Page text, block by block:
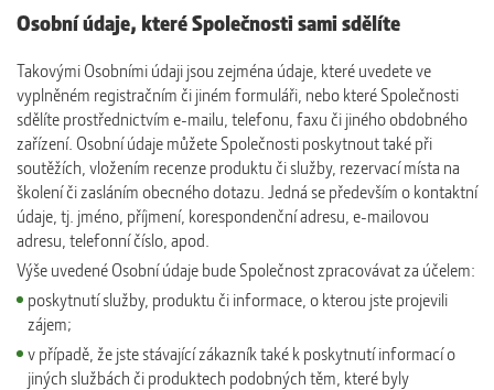
Osobní údaje, které Společnosti sami sdělíte
Takovými Osobními údaji jsou zejména údaje, které uvedete ve
vyplněném registračním či jiném formuláři, nebo které Společnosti
sdělíte prostřednictvím e-mailu, telefonu, faxu či jiného obdobného
zařízení. Osobní údaje můžete Společnosti poskytnout také při
soutěžích, vložením recenze produktu či služby, rezervací místa na
školení či zasláním obecného dotazu. Jedná se především o kontaktní
údaje, tj. jméno, příjmení, korespondenční adresu, e-mailovou
adresu, telefonní číslo, apod.
Výše uvedené Osobní údaje bude Společnost zpracovávat za účelem:
poskytnutí služby, produktu či informace, o kterou jste projevili
zájem;
v případě, že jste stávající zákazník také k poskytnutí informací o
jiných službách či produktech podobných těm, které byly